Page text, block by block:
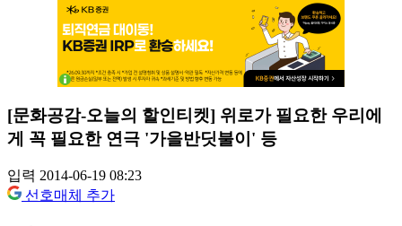
[문화공감-오늘의 할인티켓] 위로가 필요한 우리에
게 꼭 필요한 연극 '가을반딧불이' 등
입력 2014-06-19 08:23
선호매체 추가